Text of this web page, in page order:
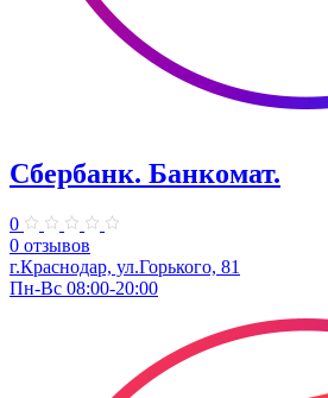
Сбербанк. Банкомат.
0
0 отзывов
​г.Краснодар, ул.​Горького, 81
Пн-Вс 08:00-20:00